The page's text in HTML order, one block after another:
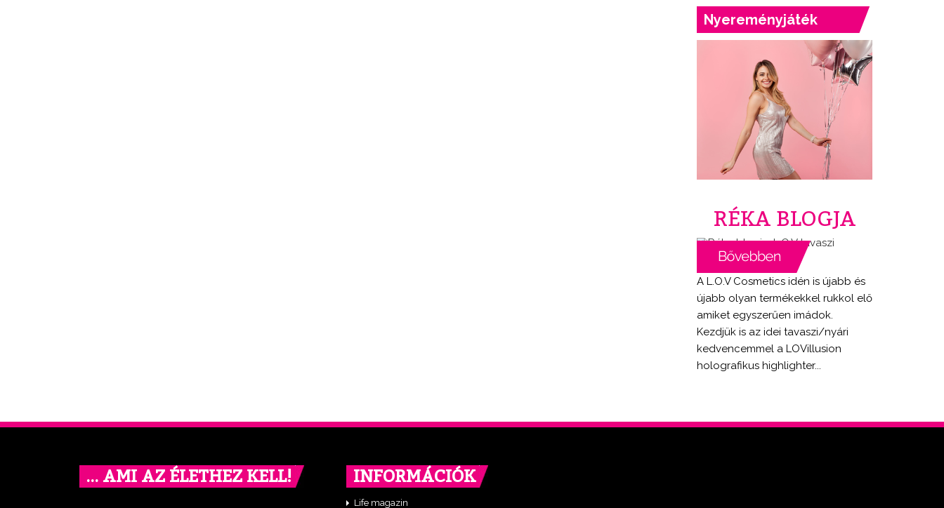
Nyereményjáték
RÉKA BLOGJA
A L.O.V Cosmetics idén is újabb és
újabb olyan termékekkel rukkol elő
amiket egyszerűen imádok.
Kezdjük is az idei tavaszi/nyári
kedvencemmel a LOVillusion
holografikus highlighter...
… AMI AZ ÉLETHEZ KELL! INFORMÁCIÓK
Life magazin